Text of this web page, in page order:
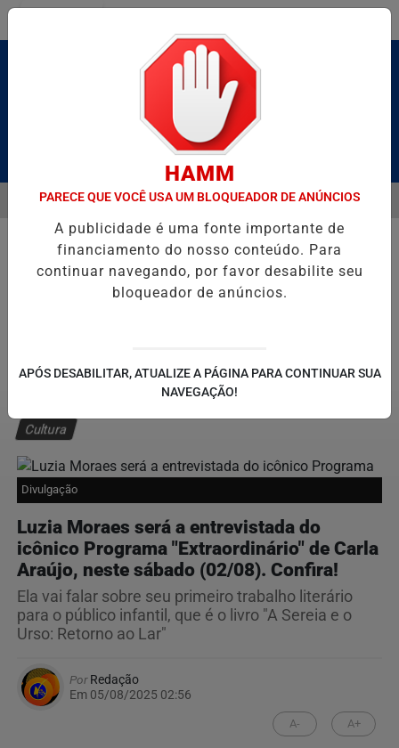
Pesquisar Notícia
HOMENAGEIA UZIEL BUENO NO TERRAÇO MINEIRO
EM ALTA
MENU
Cultura
Divulgação
Luzia Moraes será a entrevistada do
icônico Programa "Extraordinário" de Carla
Araújo, neste sábado (02/08). Confira!
Ela vai falar sobre seu primeiro trabalho literário
para o público infantil, que é o livro "A Sereia e o
Urso: Retorno ao Lar"
PorRedação
Em 05/08/2025 02:56
A- A+
HAMM
PARECE QUE VOCÊ USA UM BLOQUEADOR DE ANÚNCIOS
A publicidade é uma fonte importante de
financiamento do nosso conteúdo. Para
continuar navegando, por favor desabilite seu
bloqueador de anúncios.
APÓS DESABILITAR, ATUALIZE A PÁGINA PARA CONTINUAR SUA
NAVEGAÇÃO!